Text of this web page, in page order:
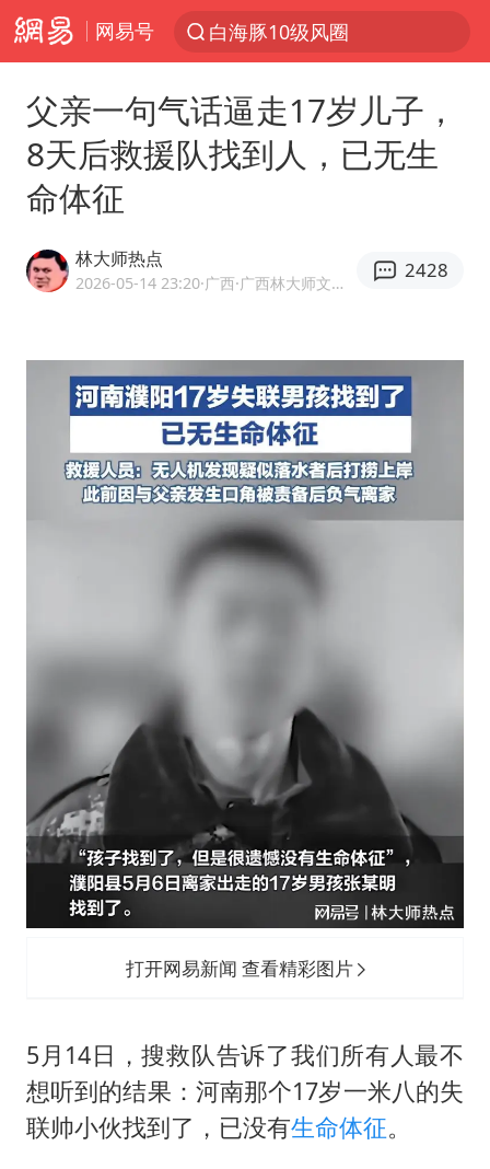
网易号
白海豚10级风圈
上海：5号线16号线浦江线全线停运
国足U17与阿森纳决赛取消 并列冠军
白海豚或提早3小时登陆
白海豚5次眼壁置换
王艺迪无缘横滨赛决赛
2025年小学教师减少13.19万
《龙餐馆》 冲奖
“伊斯兰版北约”出现
父亲一句气话逼走17岁儿子，
8天后救援队找到人，已无生
命体征
林大师热点
2026-05-14 23:20·广西 ·广西林大师文化传媒有限公司创始人
2428
打开网易新闻 查看精彩图片
5月14日，搜救队告诉了我们所有人最不
想听到的结果：河南那个17岁一米八的失
联帅小伙找到了，已没有生命体征。